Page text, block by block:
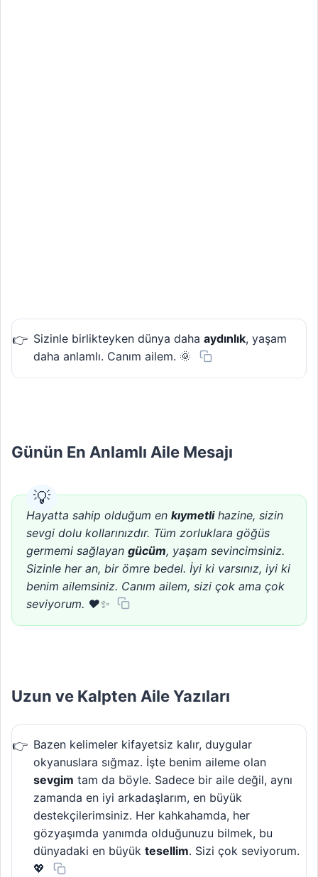
Sizinle birlikteyken dünya daha aydınlık, yaşam
daha anlamlı. Canım ailem. 🌞
Günün En Anlamlı Aile Mesajı
Hayatta sahip olduğum en kıymetlihazine, sizin
sevgi dolu kollarınızdır. Tüm zorluklara göğüs
germemi sağlayan gücüm, yaşam sevincimsiniz.
Sizinle her an, bir ömre bedel. İyi ki varsınız, iyi ki
benim ailemsiniz. Canım ailem, sizi çok ama çok
seviyorum. ❤️✨
Uzun ve Kalpten Aile Yazıları
Bazen kelimeler kifayetsiz kalır, duygular
okyanuslara sığmaz. İşte benim aileme olan
sevgim tam da böyle. Sadece bir aile değil, aynı
zamanda en iyi arkadaşlarım, en büyük
destekçilerimsiniz. Her kahkahamda, her
gözyaşımda yanımda olduğunuzu bilmek, bu
dünyadaki en büyük tesellim. Sizi çok seviyorum.
💖